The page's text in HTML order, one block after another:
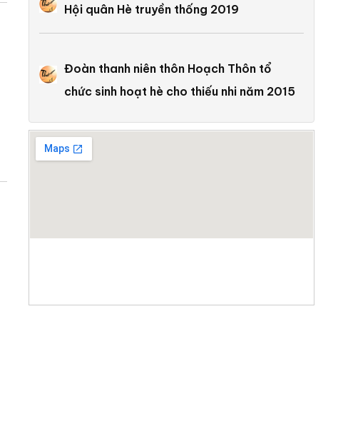
Hội quân Hè truyền thống 2019
Đoàn thanh niên thôn Hoạch Thôn tổ
chức sinh hoạt hè cho thiếu nhi năm 2015